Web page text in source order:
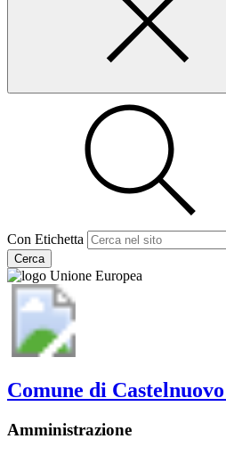
Con Etichetta
Cerca
Comune di
Amministrazione